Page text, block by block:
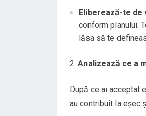
Eliberează-te de
conform planului.
lăsa să te
Analizează ce a
După ce ai acceptat
au contribuit la eșec